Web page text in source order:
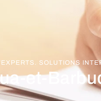
SOLUTIONS
et-